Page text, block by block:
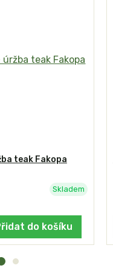
teak Fakopa
Skladem
do košíku